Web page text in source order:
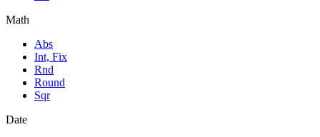
Math
Abs
Int, Fix
Rnd
Round
Sqr
Date